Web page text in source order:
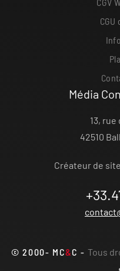
Média
13, rue
42510
Créateur de
© 2000- MC&C -Tous